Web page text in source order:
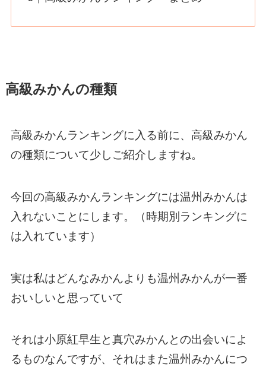
高級みかんの種類
高級みかんランキングに入る前に、高級みかん
の種類について少しご紹介しますね。
今回の高級みかんランキングには温州みかんは
入れないことにします。（時期別ランキングに
は入れています）
実は私はどんなみかんよりも温州みかんが一番
おいしいと思っていて
それは小原紅早生と真穴みかんとの出会いによ
るものなんですが、それはまた温州みかんにつ